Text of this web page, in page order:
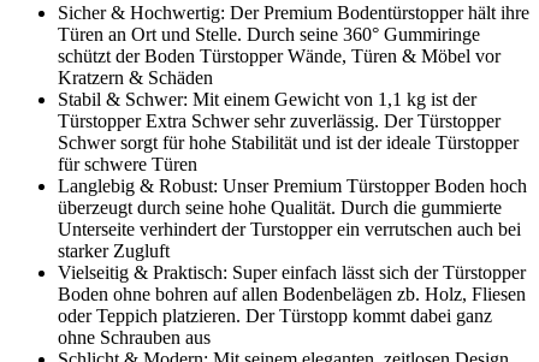
Sicher & Hochwertig: Der Premium Bodentürstopper hält ihre
Türen an Ort und Stelle. Durch seine 360° Gummiringe
schützt der Boden Türstopper Wände, Türen & Möbel vor
Kratzern & Schäden
Stabil & Schwer: Mit einem Gewicht von 1,1 kg ist der
Türstopper Extra Schwer sehr zuverlässig. Der Türstopper
Schwer sorgt für hohe Stabilität und ist der ideale Türstopper
für schwere Türen
Langlebig & Robust: Unser Premium Türstopper Boden hoch
überzeugt durch seine hohe Qualität. Durch die gummierte
Unterseite verhindert der Turstopper ein verrutschen auch bei
starker Zugluft
Vielseitig & Praktisch: Super einfach lässt sich der Türstopper
Boden ohne bohren auf allen Bodenbelägen zb. Holz, Fliesen
oder Teppich platzieren. Der Türstopp kommt dabei ganz
ohne Schrauben aus